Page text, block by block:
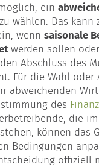
Dachdecker
Kontakt
Glossar
Blog
ein
zu wählen. Das kann
wenn saisonale
werden sollen
Abschluss des
Für die Wahl oder
abweichenden
des
die im
können das
Bedingungen
offiziell